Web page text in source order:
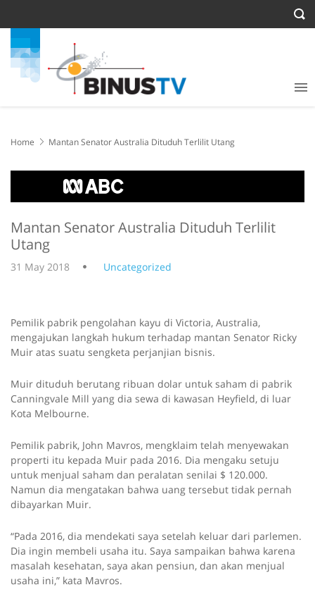
Home Mantan Senator Australia Dituduh Terlilit Utang
Mantan Senator Australia Dituduh Terlilit
Utang
31 May 2018 Uncategorized
Pemilik pabrik pengolahan kayu di Victoria, Australia,
mengajukan langkah hukum terhadap mantan Senator Ricky
Muir atas suatu sengketa perjanjian bisnis.
Muir dituduh berutang ribuan dolar untuk saham di pabrik
Canningvale Mill yang dia sewa di kawasan Heyfield, di luar
Kota Melbourne.
Pemilik pabrik, John Mavros, mengklaim telah menyewakan
properti itu kepada Muir pada 2016. Dia mengaku setuju
untuk menjual saham dan peralatan senilai $ 120.000.
Namun dia mengatakan bahwa uang tersebut tidak pernah
dibayarkan Muir.
“Pada 2016, dia mendekati saya setelah keluar dari parlemen.
Dia ingin membeli usaha itu. Saya sampaikan bahwa karena
masalah kesehatan, saya akan pensiun, dan akan menjual
usaha ini,” kata Mavros.